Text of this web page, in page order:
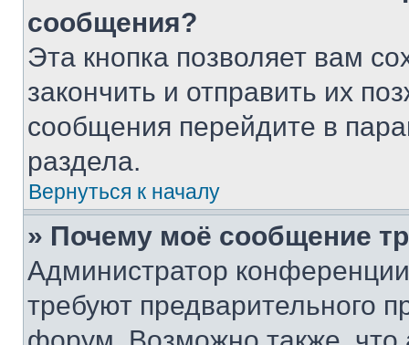
сообщения?
Эта кнопка позволяет вам
закончить и отправить их
сообщения перейдите в
раздела.
Вернуться к началу
» Почему моё сообщение
Администратор
требуют предварительного